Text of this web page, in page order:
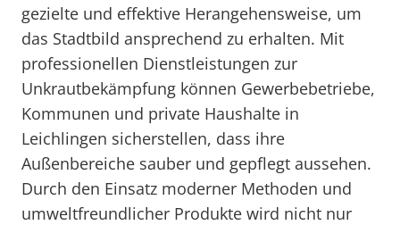
gezielte und effektive Herangehensweise, um
das Stadtbild ansprechend zu erhalten. Mit
professionellen Dienstleistungen zur
Unkrautbekämpfung können Gewerbebetriebe,
Kommunen und private Haushalte in
Leichlingen sicherstellen, dass ihre
Außenbereiche sauber und gepflegt aussehen.
Durch den Einsatz moderner Methoden und
umweltfreundlicher Produkte wird nicht nur